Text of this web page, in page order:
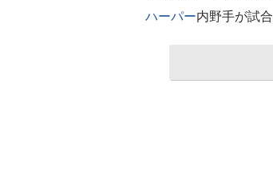
ハーパー内野手が試合